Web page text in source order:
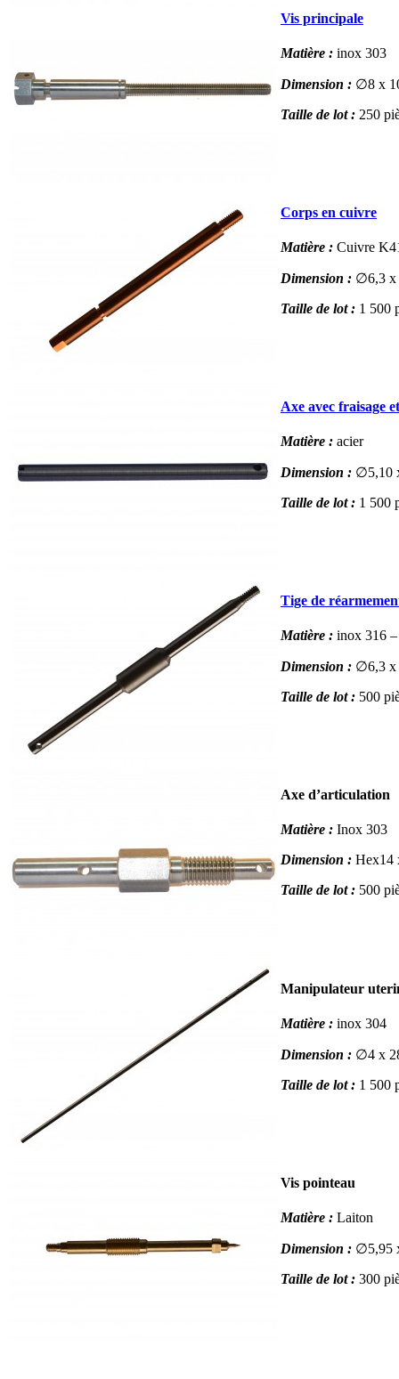
Vis principale
Matière : inox 303
Dimension : ∅8 x
Taille de lot : 250
Corps en cuivre
Matière : Cuivre
Dimension : ∅6,3 x
Taille de lot : 1 500
Axe avec fraisage
Matière : acier
Dimension : ∅5,10
Taille de lot : 1 500
Tige de
Matière : inox 316
Dimension : ∅6,3 x
Taille de lot : 500
Axe d’articulation
Matière : Inox 303
Dimension : Hex14
Taille de lot : 500
Manipulateur
Matière : inox 304
Dimension : ∅4 x
Taille de lot : 1 500
Vis pointeau
Matière : Laiton
Dimension : ∅5,95
Taille de lot : 300